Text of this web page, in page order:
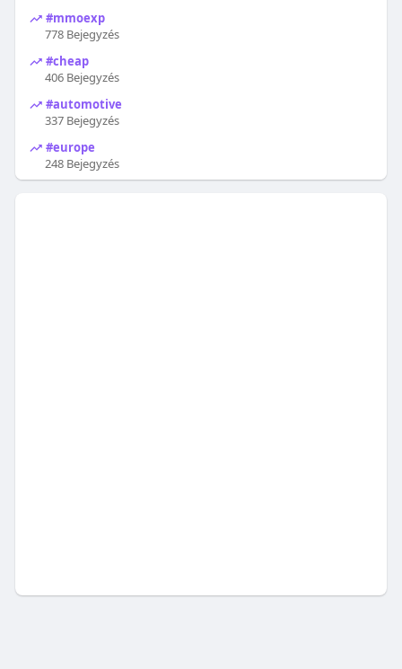
#mmoexp
778 Bejegyzés
#cheap
406 Bejegyzés
#automotive
337 Bejegyzés
#europe
248 Bejegyzés